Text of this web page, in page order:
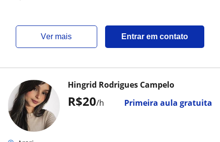
ver mais Entrar em contato
R$20/h Primeira aula gratuita
Hingrid Rodrigues Campelo